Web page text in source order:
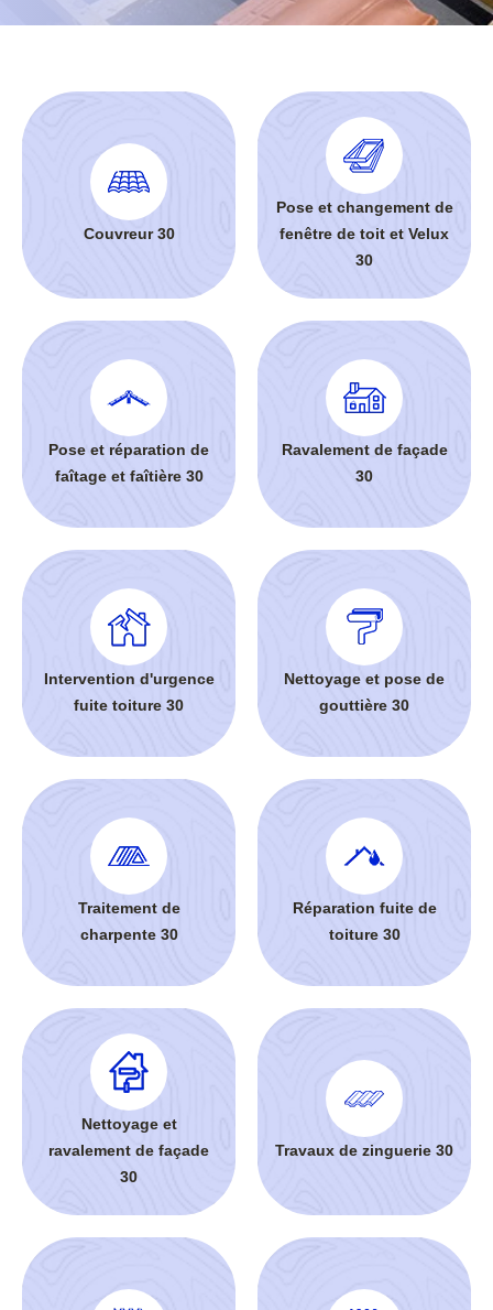
Couvreur 30
Pose et changement de
fenêtre de toit et Velux
30
Pose et réparation de
faîtage et faîtière 30
Ravalement de façade
30
Intervention d'urgence
fuite toiture 30
Nettoyage et pose de
gouttière 30
Traitement de
charpente 30
Réparation fuite de
toiture 30
Nettoyage et
ravalement de façade
30
Travaux de zinguerie 30